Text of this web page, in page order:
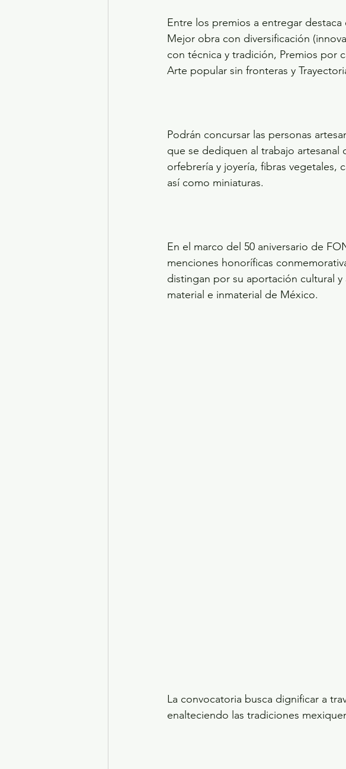
Entre los premios a entregar
Mejor obra con diversificación
con técnica y tradición, Premios por
Arte popular sin fronteras y
Podrán concursar las personas
que se dediquen al trabajo artesanal
orfebrería y joyería, fibras vegetales,
así como miniaturas.
En el marco del 50 aniversario de
menciones honoríficas
distingan por su aportación cultural
material e inmaterial de México.
La convocatoria busca dignificar a
enalteciendo las tradiciones